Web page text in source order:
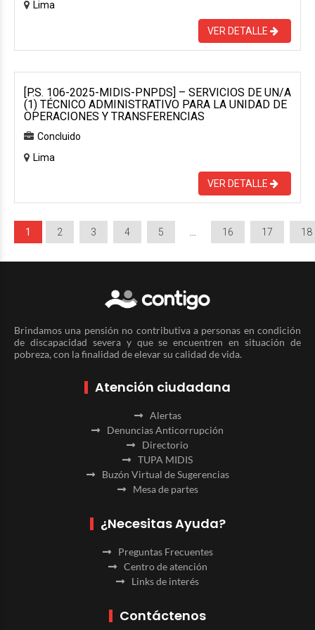
Lima
VER DETALLE
[P.S. 106-2025-MIDIS-PNPDS] – SERVICIOS DE UN/A
(1) TÉCNICO ADMINISTRATIVO PARA LA UNIDAD DE
OPERACIONES Y TRANSFERENCIAS
Concluido
Lima
VER DETALLE
1 2 3 4 5 16 17 18
Brindamos una pensión no contributiva a personas en condición
de discapacidad severa y que se encuentren en situación de
pobreza, con la finalidad de elevar su calidad de vida.
Atención ciudadana
Alertas
Denuncias Anticorrupción
Directorio
TUPA MIDIS
Buzón Virtual de Sugerencias
Mesa de partes
¿Necesitas Ayuda?
Preguntas Frecuentes
Centro de atención
Links de interés
Contáctenos